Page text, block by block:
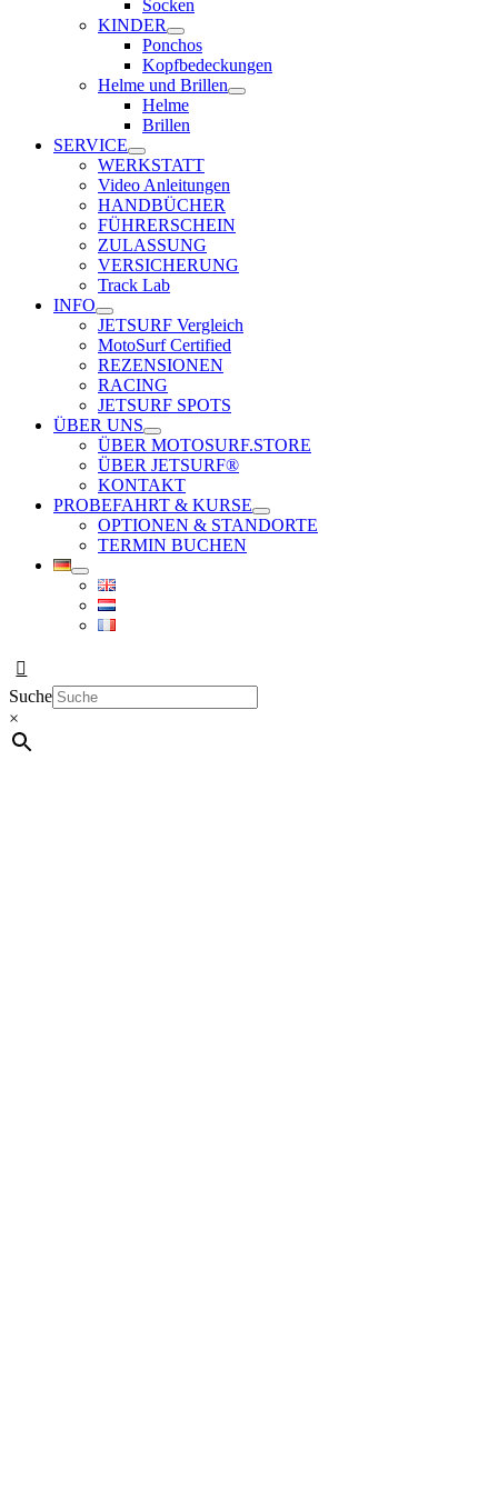
Socken
KINDER
Ponchos
Kopfbedeckungen
Helme und Brillen
Helme
Brillen
SERVICE
WERKSTATT
Video Anleitungen
HANDBÜCHER
FÜHRERSCHEIN
ZULASSUNG
VERSICHERUNG
Track Lab
INFO
JETSURF Vergleich
MotoSurf Certified
REZENSIONEN
RACING
JETSURF SPOTS
ÜBER UNS
ÜBER MOTOSURF.STORE
ÜBER JETSURF®
KONTAKT
PROBEFAHRT & KURSE
OPTIONEN & STANDORTE
TERMIN BUCHEN
Suche
×